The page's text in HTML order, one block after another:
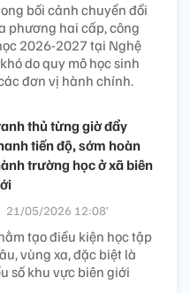
bối cảnh chuyển đổi
phương hai cấp, công
2026-2027 tại Nghệ
do quy mô học sinh
đơn vị hành chính.
thủ từng giờ đẩy
tiến độ, sớm hoàn
trường học ở xã biên
21/05/2026 12:08’
tạo điều kiện học tập
vùng xa, đặc biệt là
số khu vực biên giới